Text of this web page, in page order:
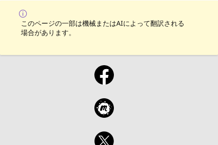
interessadas em capacitar suas equipes e
beneficiários para garantir que todos
responsabilidade. Inscreva-se para
participar do evento presencialmente ou
aprender: • O que é essa tecnologia • Como
surgiu a IA generativa • Como aproveitar seu
por meio do Bing Chat • Como melhorar a
このページの一部は機械またはAIによって翻訳される
場合があります。